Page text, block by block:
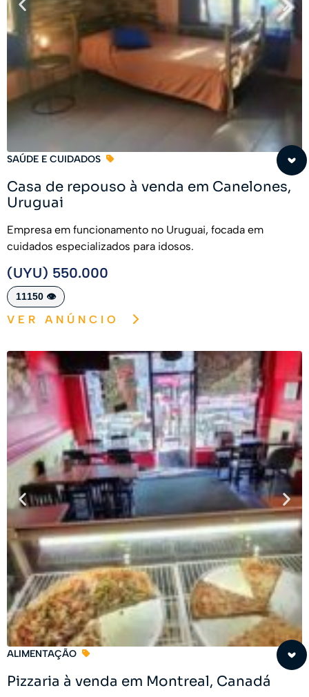
SAÚDE E CUIDADOS
Casa de repouso à venda em Canelones,
Uruguai
Empresa em funcionamento no Uruguai, focada em
cuidados especializados para idosos.
(UYU) 550.000
11150 👁️
VER ANÚNCIO
ALIMENTAÇÃO
Pizzaria à venda em Montreal, Canadá